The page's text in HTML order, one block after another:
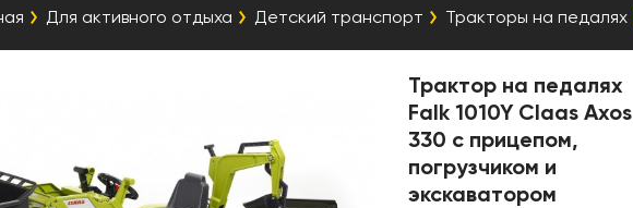
Для активного отдыха Детский транспорт Тракторы на педалях
Трактор на педалях
Falk 1010Y Claas Axos
330 с прицепом,
погрузчиком и
экскаватором